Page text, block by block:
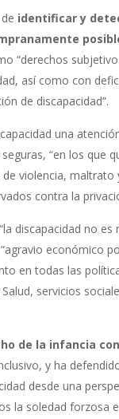
identificar y
“derechos
así como con
de discapacidad”.
una
“en los que
violencia, maltrato
contra la
discapacidad no
económico
en todas las
servicios
de la infancia
y ha
desde una
la soledad forzosa